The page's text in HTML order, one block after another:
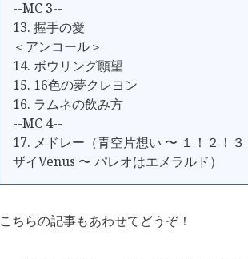
--MC 3--
13. 握手の愛
＜アンコール＞
14. ボウリング願望
15. 16色の夢クレヨン
16. ラムネの飲み方
--MC 4--
17. メドレー（青空片想い 〜 １！２！
ザイVenus 〜 パレオはエメラルド）
こちらの記事もあわせてどうぞ！